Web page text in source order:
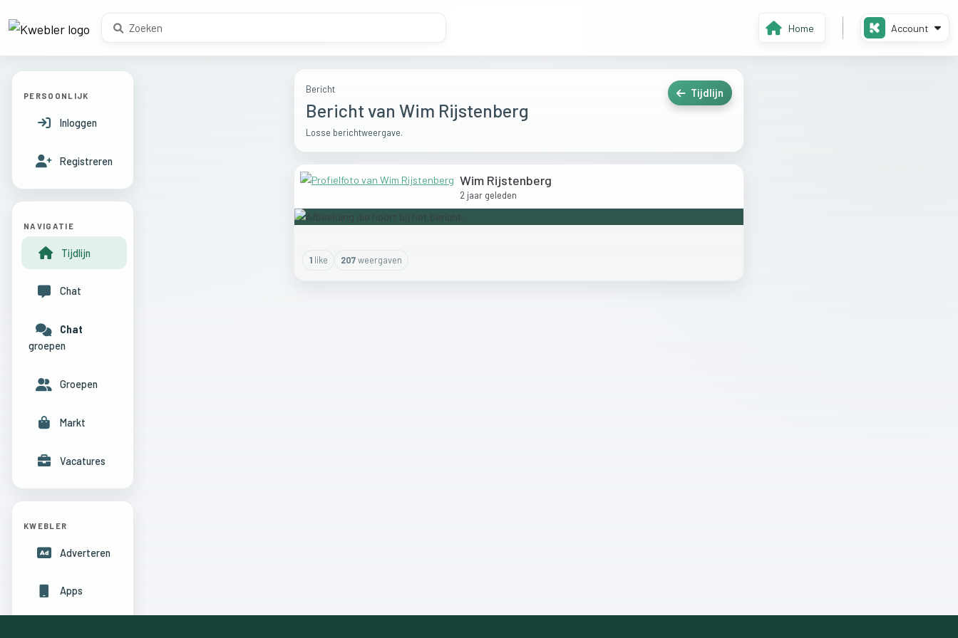
Home Account
Bericht
Bericht van Wim Rijstenberg
Losse berichtweergave.
Tijdlijn
Wim Rijstenberg
2 jaar geleden
1like 207weergaven
PERSOONLIJK
Inloggen
Registreren
NAVIGATIE
Tijdlijn
Chat
Chat
groepen
Groepen
Markt
Vacatures
KWEBLER
Adverteren
Apps